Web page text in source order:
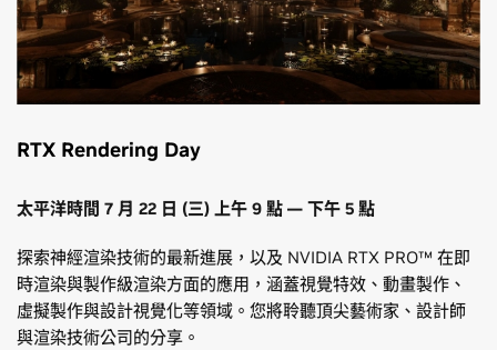
RTX Rendering Day
太平洋時間 7 月 22 日 (三) 上午 9 點 — 下午 5 點
探索神經渲染技術的最新進展，以及 NVIDIA RTX PRO™ 在即
時渲染與製作級渲染方面的應用，涵蓋視覺特效、動畫製作、
虛擬製作與設計視覺化等領域。您將聆聽頂尖藝術家、設計師
與渲染技術公司的分享。